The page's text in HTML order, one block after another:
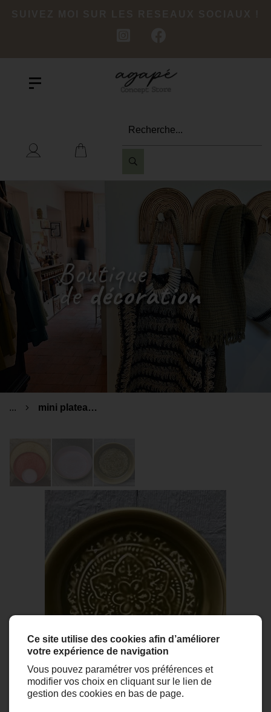
Recherche...
... mini plateau berbère
Ce site utilise des cookies afin d’améliorer
votre expérience de navigation
Vous pouvez paramétrer vos préférences et
modifier vos choix en cliquant sur le lien de
gestion des cookies en bas de page.